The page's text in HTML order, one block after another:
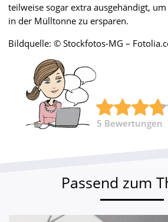
teilweise sogar extra ausgehändigt,
in der Mülltonne zu ersparen.
Bildquelle: © Stockfotos-MG –
5 Bewertungen
Passend zum